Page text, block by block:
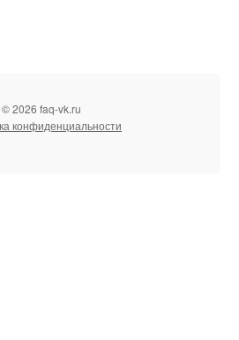
© 2026 faq-vk.ru
конфиденциальности